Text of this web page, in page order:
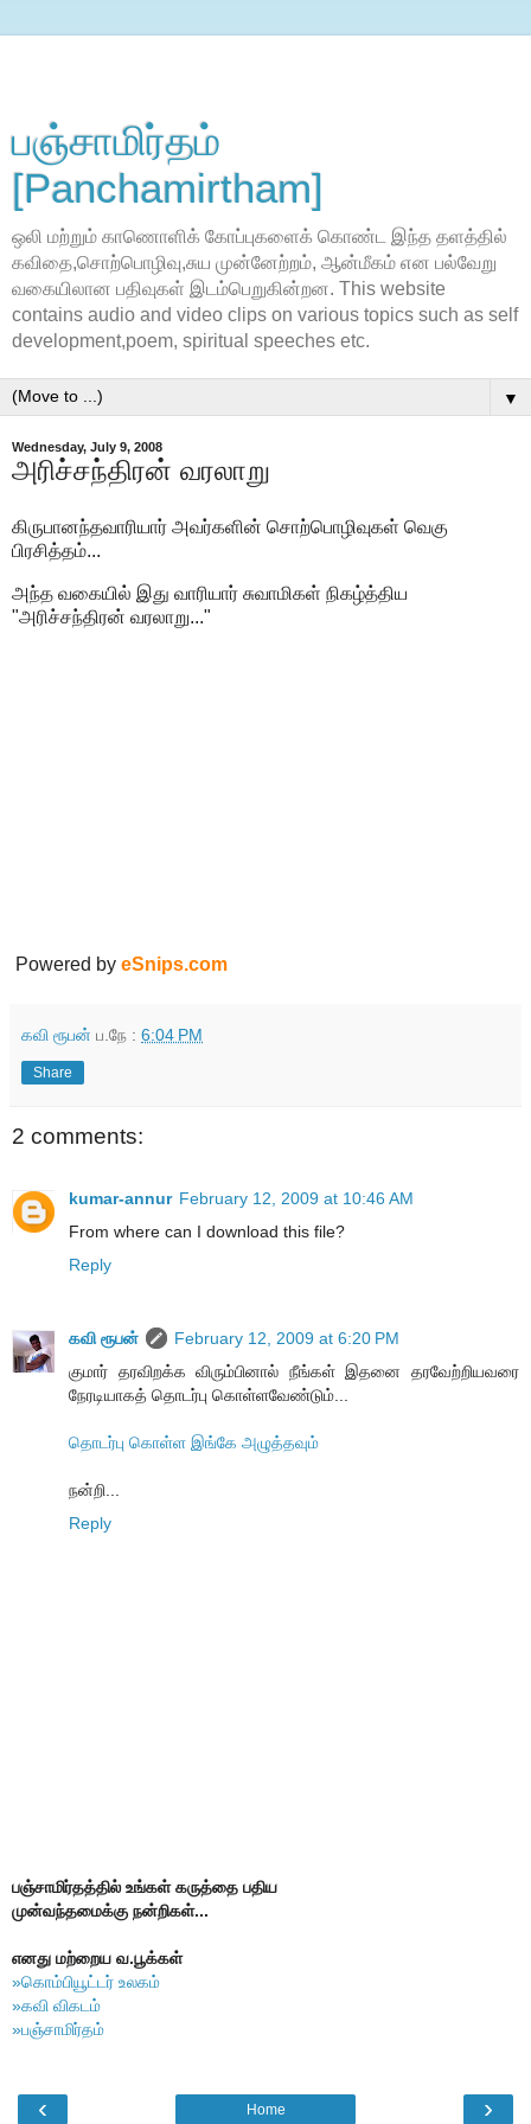
பஞ்சாமிர்தம்
[Panchamirtham]
ஒலி மற்றும் காணொளிக் கோப்புகளைக் கொண்ட இந்த தளத்தில்
கவிதை,சொற்பொழிவு,சுய முன்னேற்றம், ஆன்மீகம் என பல்வேறு
வகையிலான பதிவுகள் இடம்பெறுகின்றன. This website
contains audio and video clips on various topics such as self
development,poem, spiritual speeches etc.
▼
Wednesday, July 9, 2008
அரிச்சந்திரன் வரலாறு
கிருபானந்தவாரியார் அவர்களின் சொற்பொழிவுகள் வெகு
பிரசித்தம்...
அந்த வகையில் இது வாரியார் சுவாமிகள் நிகழ்த்திய
"அரிச்சந்திரன் வரலாறு..."
Powered by eSnips.com
கவி ரூபன் ப.நே : 6:04 PM
Share
2 comments:
kumar-annur February 12, 2009 at 10:46 AM
From where can I download this file?
Reply
கவி ரூபன்
February 12, 2009 at 6:20 PM
குமார் தரவிறக்க விரும்பினால் நீங்கள் இதனை தரவேற்றியவரை
நேரடியாகத் தொடர்பு கொள்ளவேண்டும்...
தொடர்பு கொள்ள இங்கே அழுத்தவும்
நன்றி...
Reply
பஞ்சாமிர்தத்தில் உங்கள் கருத்தை பதிய
முன்வந்தமைக்கு நன்றிகள்...
எனது மற்றைய வ.பூக்கள்
»கொம்பியூட்டர் உலகம்
»கவி விகடம்
»பஞ்சாமிர்தம்
‹ ›
Home